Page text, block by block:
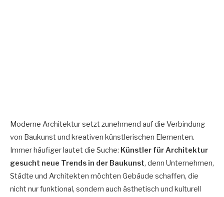
Moderne Architektur setzt zunehmend auf die Verbindung
von Baukunst und kreativen künstlerischen Elementen.
Immer häufiger lautet die Suche: Künstler für Architektur
gesucht neue Trends in der Baukunst, denn Unternehmen,
Städte und Architekten möchten Gebäude schaffen, die
nicht nur funktional, sondern auch ästhetisch und kulturell